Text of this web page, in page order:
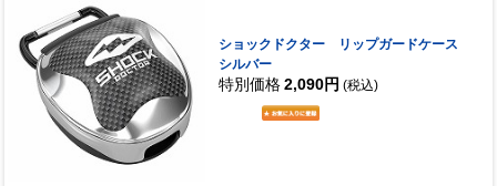
ショックドクター リップガードケース
シルバー
特別価格 2,090円 (税込)